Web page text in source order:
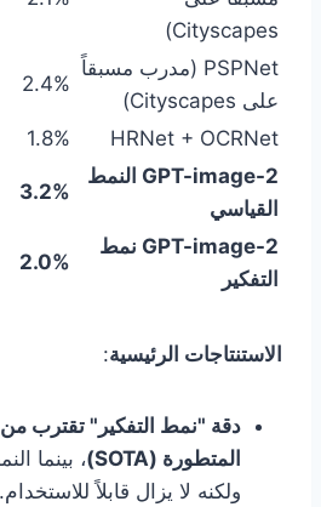
Cityscapes)
PSPNet (مدرب مسبقاً
على Cityscapes)
2.4%
HRNet + OCRNet
1.8%
GPT-image-2 النمط
القياسي
3.2%
GPT-image-2 نمط
التفكير
2.0%
الاستنتاجات الرئيسية:
دقة "نمط التفكير" تقترب من
المتطورة (SOTA)
، بينما
ولكنه لا يزال قابلاً للاستخدام.